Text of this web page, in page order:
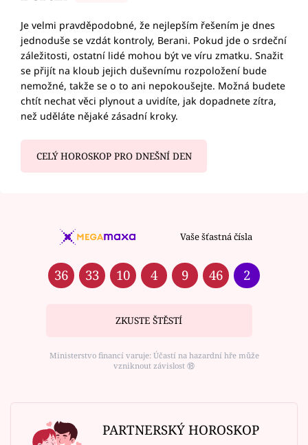
Je velmi pravděpodobné, že nejlepším řešením je dnes
jednoduše se vzdát kontroly, Berani. Pokud jde o srdeční
záležitosti, ostatní lidé mohou být ve víru zmatku. Snažit
se přijít na kloub jejich duševnímu rozpoložení bude
nemožné, takže se o to ani nepokoušejte. Možná budete
chtít nechat věci plynout a uvidíte, jak dopadnete zítra,
než uděláte nějaké zásadní kroky.
CELÝ HOROSKOP PRO DNEŠNÍ DEN
Vaše šťastná čísla
36 33 10 4 9 46 2
ZKUSTE ŠTĚSTÍ
Ministerstvo financí varuje: Účastí na hazardní hře může
vzniknout závislost ⑱
PARTNERSKÝ HOROSKOP